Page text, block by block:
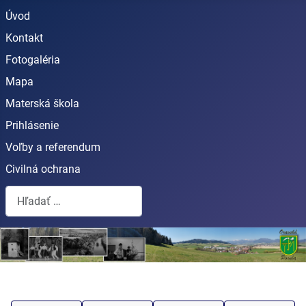
Úvod
Kontakt
Fotogaléria
Mapa
Materská škola
Prihlásenie
Voľby a referendum
Civilná ochrana
Hľadať...